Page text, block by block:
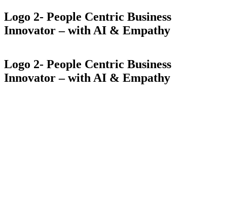
Logo 2- People Centric Business
Innovator – with AI & Empathy
Logo 2- People Centric Business
Innovator – with AI & Empathy